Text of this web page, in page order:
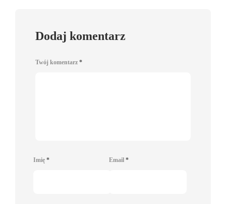
Dodaj komentarz
Twój komentarz *
Imię * Email *